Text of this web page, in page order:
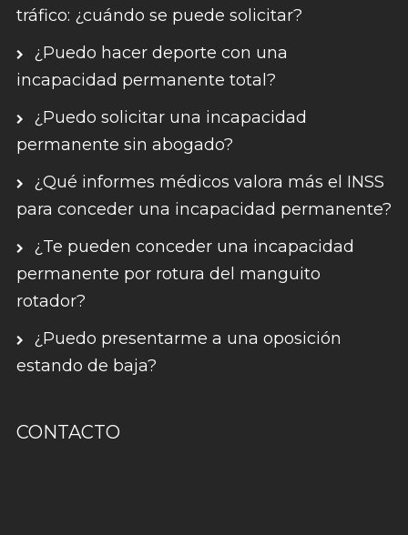
tráfico: ¿cuándo se puede solicitar?
¿Puedo hacer deporte con una
incapacidad permanente total?
¿Puedo solicitar una incapacidad
permanente sin abogado?
¿Qué informes médicos valora más el INSS
para conceder una incapacidad permanente?
¿Te pueden conceder una incapacidad
permanente por rotura del manguito
rotador?
¿Puedo presentarme a una oposición
estando de baja?
CONTACTO